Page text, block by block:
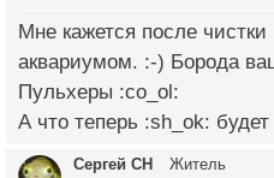
Мне кажется после
аквариумом. :-) Борода
Пульхеры :co_ol:
А что теперь :sh_ok:
Сергей СН Житель